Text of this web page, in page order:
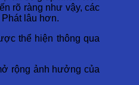
rõ ràng như vậy, các
lâu hơn.
thể hiện thông qua
rộng ảnh hưởng của